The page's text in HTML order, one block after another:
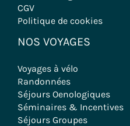
CGV
Politique de cookies
NOS VOYAGES
Voyages à vélo
Randonnées
Séjours Oenologiques
Séminaires & Incentives
Séjours Groupes